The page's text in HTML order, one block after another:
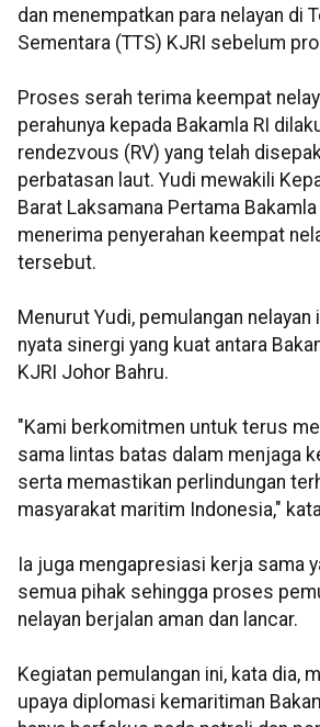
dan menempatkan para nelayan di
Sementara (TTS) KJRI sebelum
Proses serah terima keempat
perahunya kepada Bakamla RI
rendezvous (RV) yang telah
perbatasan laut. Yudi mewakili
Barat Laksamana Pertama
menerima penyerahan keempat
tersebut.
Menurut Yudi, pemulangan
nyata sinergi yang kuat antara
KJRI Johor Bahru.
"Kami berkomitmen untuk terus
sama lintas batas dalam menjaga
serta memastikan perlindungan
masyarakat maritim Indonesia,"
Ia juga mengapresiasi kerja sama
semua pihak sehingga proses
nelayan berjalan aman dan lancar.
Kegiatan pemulangan ini, kata dia,
upaya diplomasi kemaritiman